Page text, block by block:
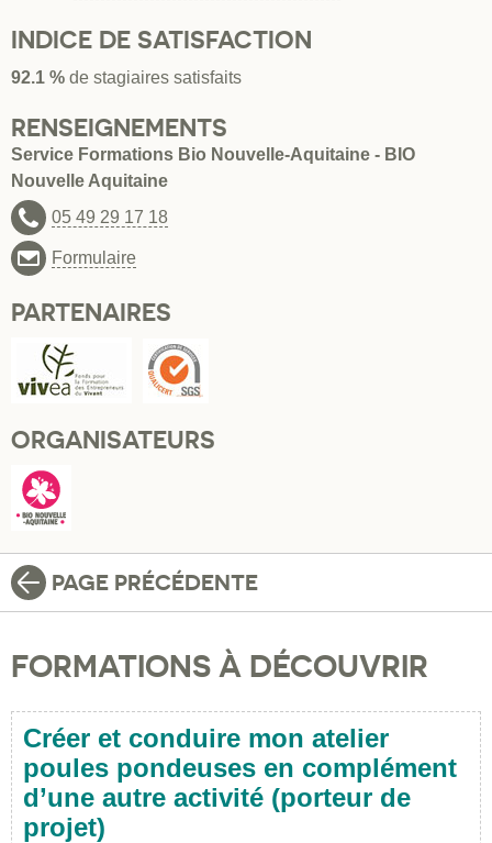
INDICE DE SATISFACTION
92.1 % de stagiaires satisfaits
RENSEIGNEMENTS
Service Formations Bio Nouvelle-Aquitaine - BIO
Nouvelle Aquitaine
05 49 29 17 18
Formulaire
PARTENAIRES
ORGANISATEURS
PAGE PRÉCÉDENTE
FORMATIONS À DÉCOUVRIR
Créer et conduire mon atelier
poules pondeuses en complément
d’une autre activité (porteur de
projet)